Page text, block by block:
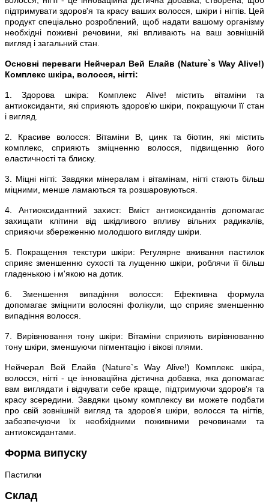
підтримувати здоров'я та красу ваших волосся, шкіри і нігтів. Цей
продукт спеціально розроблений, щоб надати вашому організму
необхідні поживні речовини, які впливають на ваш зовнішній
вигляд і загальний стан.
Основні переваги Нейчерал Вей Елайв (Nature`s Way Alive!)
Комплекс шкіра, волосся, нігті:
1. Здорова шкіра: Комплекс Alive! містить вітаміни та
антиоксиданти, які сприяють здоров'ю шкіри, покращуючи її стан
і вигляд.
2. Красиве волосся: Вітаміни B, цинк та біотин, які містить
комплекс, сприяють зміцненню волосся, підвищенню його
еластичності та блиску.
3. Міцні нігті: Завдяки мінералам і вітамінам, нігті стають більш
міцними, менше ламаються та розшаровуються.
4. Антиоксидантний захист: Вміст антиоксидантів допомагає
захищати клітини від шкідливого впливу вільних радикалів,
сприяючи збереженню молодшого вигляду шкіри.
5. Покращення текстури шкіри: Регулярне вживання пастилок
сприяє зменшенню сухості та лущенню шкіри, роблячи її більш
гладенькою і м'якою на дотик.
6. Зменшення випадіння волосся: Ефективна формула
допомагає зміцнити волосяні фолікули, що сприяє зменшенню
випадіння волосся.
7. Вирівнювання тону шкіри: Вітаміни сприяють вирівнюванню
тону шкіри, зменшуючи пігментацію і вікові плями.
Нейчерал Вей Елайв (Nature`s Way Alive!) Комплекс шкіра,
волосся, нігті - це інноваційна дієтична добавка, яка допомагає
вам виглядати і відчувати себе краще, підтримуючи здоров'я та
красу зсередини. Завдяки цьому комплексу ви можете подбати
про свій зовнішній вигляд та здоров'я шкіри, волосся та нігтів,
забезпечуючи їх необхідними поживними речовинами та
антиоксидантами.
Форма випуску
Пастилки
Склад